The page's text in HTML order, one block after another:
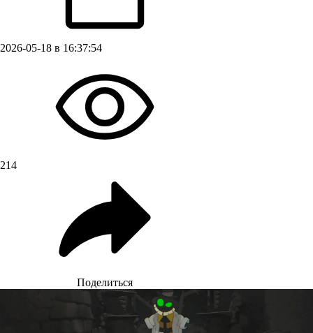
2026-05-18 в 16:37:54
214
Поделиться